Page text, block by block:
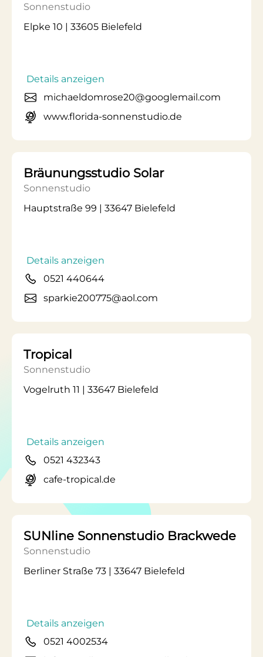
Sonnenstudio
Elpke 10 | 33605 Bielefeld
Details anzeigen
michaeldomrose20@googlemail.com
www.florida-sonnenstudio.de
Bräunungsstudio Solar
Sonnenstudio
Hauptstraße 99 | 33647 Bielefeld
Details anzeigen
0521 440644
sparkie200775@aol.com
Tropical
Sonnenstudio
Vogelruth 11 | 33647 Bielefeld
Details anzeigen
0521 432343
cafe-tropical.de
SUNline Sonnenstudio Brackwede
Sonnenstudio
Berliner Straße 73 | 33647 Bielefeld
Details anzeigen
0521 4002534